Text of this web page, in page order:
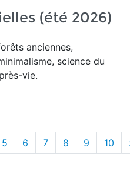
(été 2026)
anciennes,
science du
vie.
5 6 7 8 9 10